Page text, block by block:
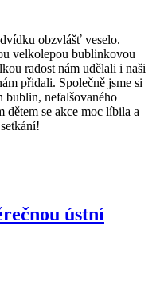
obzvlášť veselo.
velkolepou bublinkovou
radost nám udělali i naši
přidali. Společně jsme si
bublin, nefalšovaného
dětem se akce moc líbila a
ústní